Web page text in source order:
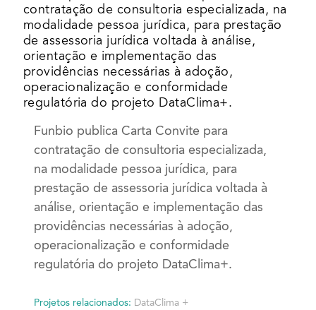
contratação de consultoria especializada, na
modalidade pessoa jurídica, para prestação
de assessoria jurídica voltada à análise,
orientação e implementação das
providências necessárias à adoção,
operacionalização e conformidade
regulatória do projeto DataClima+.
Funbio publica Carta Convite para
contratação de consultoria especializada,
na modalidade pessoa jurídica, para
prestação de assessoria jurídica voltada à
análise, orientação e implementação das
providências necessárias à adoção,
operacionalização e conformidade
regulatória do projeto DataClima+.
Projetos relacionados: DataClima +